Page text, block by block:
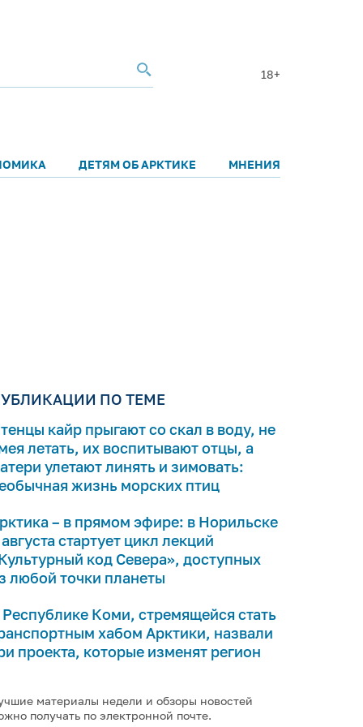
18+
ДЕТЯМ ОБ АРКТИКЕ МНЕНИЯ
ПО ТЕМЕ
кайр прыгают со скал в воду, не
летать, их воспитывают отцы, а
улетают линять и зимовать:
жизнь морских птиц
– в прямом эфире: в Норильске
стартует цикл лекций
код Севера», доступных
любой точки планеты
Республике Коми, стремящейся стать
хабом Арктики, назвали
проекта, которые изменят регион
материалы недели и обзоры новостей
получать по электронной почте.